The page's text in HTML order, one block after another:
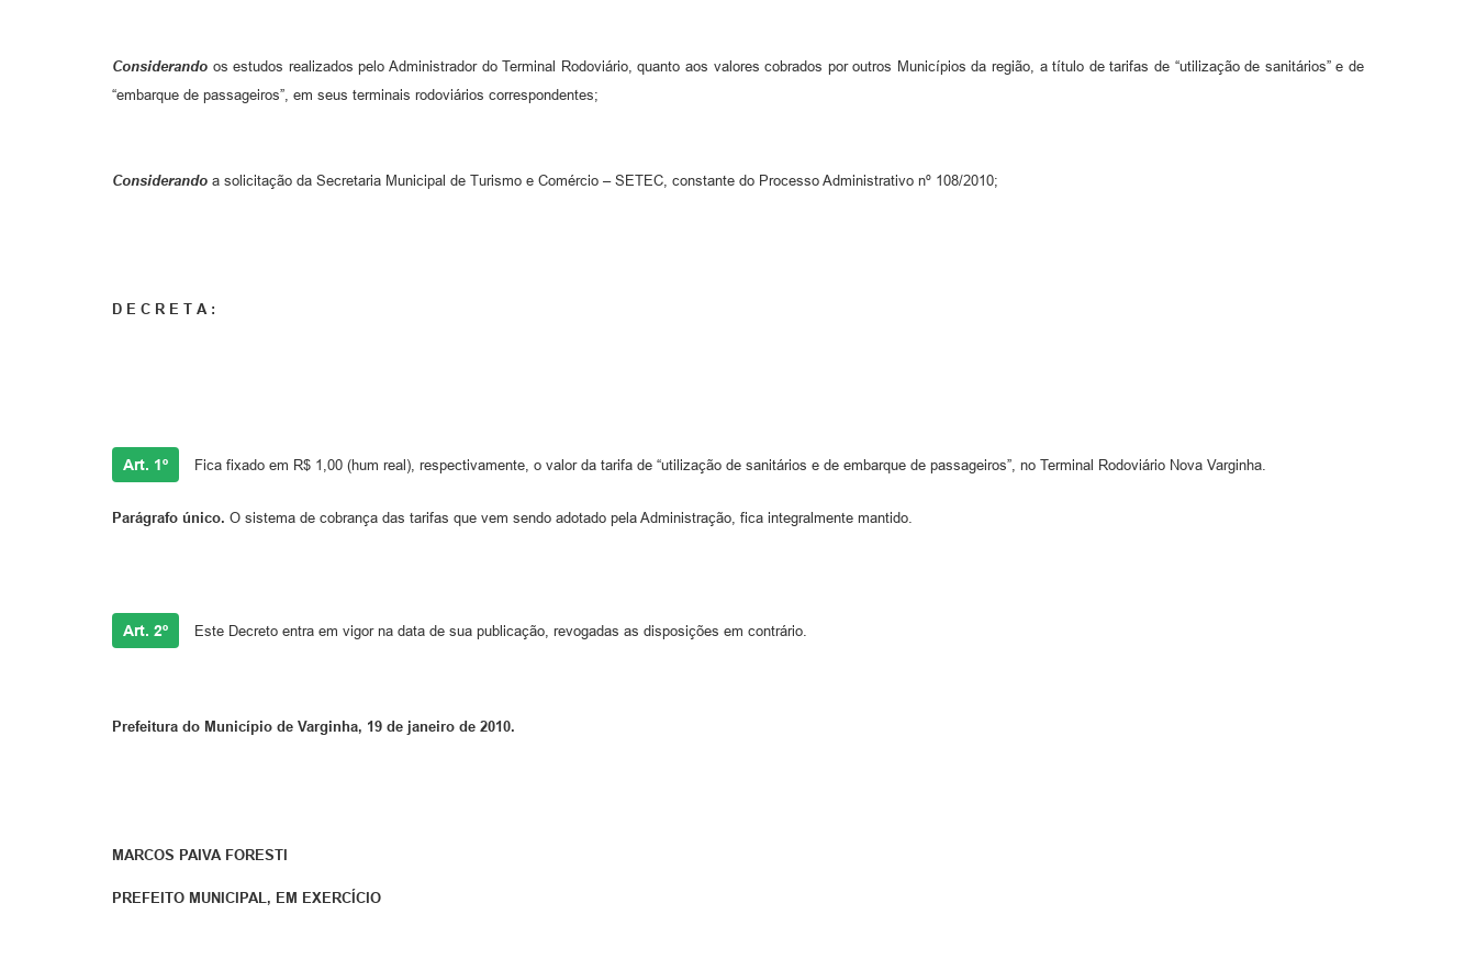
Considerando os estudos realizados pelo Administrador do Terminal Rodoviário, quanto aos valores cobrados por outros Municípios da região, a título de tarifas de “utilização de sanitários” e de
“embarque de passageiros”, em seus terminais rodoviários correspondentes;
Considerando a solicitação da Secretaria Municipal de Turismo e Comércio – SETEC, constante do Processo Administrativo nº 108/2010;
D E C R E T A :
Art. 1º Fica fixado em R$ 1,00 (hum real), respectivamente, o valor da tarifa de “utilização de sanitários e de embarque de passageiros”, no Terminal Rodoviário Nova Varginha.
Parágrafo único. O sistema de cobrança das tarifas que vem sendo adotado pela Administração, fica integralmente mantido.
Art. 2º Este Decreto entra em vigor na data de sua publicação, revogadas as disposições em contrário.
Prefeitura do Município de Varginha, 19 de janeiro de 2010.
MARCOS PAIVA FORESTI
PREFEITO MUNICIPAL, EM EXERCÍCIO